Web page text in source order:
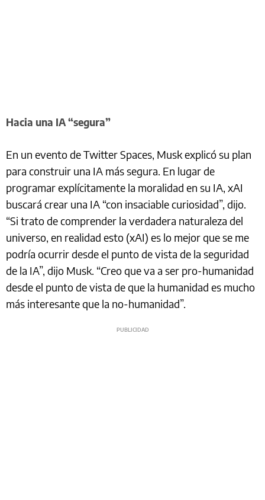
Hacia una IA “segura”
En un evento de Twitter Spaces, Musk explicó su plan
para construir una IA más segura. En lugar de
programar explícitamente la moralidad en su IA, xAI
buscará crear una IA “con insaciable curiosidad”, dijo.
“Si trato de comprender la verdadera naturaleza del
universo, en realidad esto (xAI) es lo mejor que se me
podría ocurrir desde el punto de vista de la seguridad
de la IA”, dijo Musk. “Creo que va a ser pro-humanidad
desde el punto de vista de que la humanidad es mucho
más interesante que la no-humanidad”.